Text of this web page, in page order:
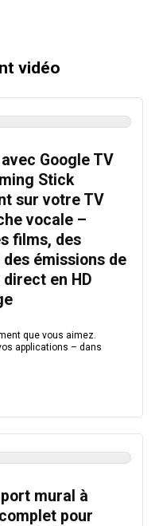
vidéo
Google TV
Stick
sur votre TV
vocale –
films, des
émissions de
en HD
que vous aimez.
applications – dans
mural à
pour